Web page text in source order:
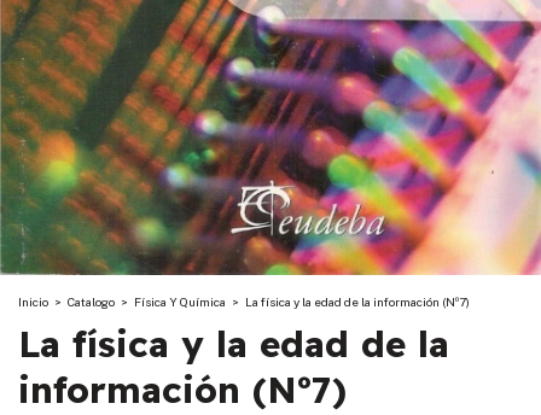
Inicio > Catalogo > Física Y Química > La física y la edad de la información (Nº7)
La física y la edad de la
información (Nº7)